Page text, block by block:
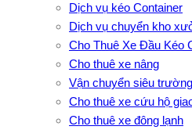
Dịch vụ kéo Container
Dịch vụ chuyển kho
Cho Thuê Xe Đầu Kéo
Cho thuê xe nâng
Vận chuyển siêu
Cho thuê xe cứu hộ
Cho thuê xe đông lạnh